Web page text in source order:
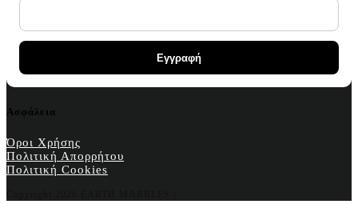
Ασφάλεια
Όροι Χρήσης
Πολιτική Απορρήτου
Πολιτική Cookies